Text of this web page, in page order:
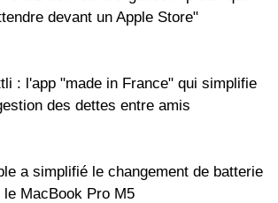
devant un Apple Store"
: l'app "made in France" qui simplifie
des dettes entre amis
a simplifié le changement de batterie
le MacBook Pro M5